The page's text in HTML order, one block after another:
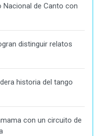
Nacional de Canto con
distinguir relatos
historia del tango
con un circuito de